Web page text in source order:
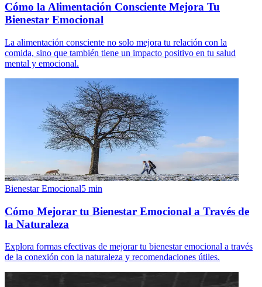
Cómo la Alimentación Consciente Mejora Tu
Bienestar Emocional
La alimentación consciente no solo mejora tu relación con la
comida, sino que también tiene un impacto positivo en tu salud
mental y emocional.
Bienestar Emocional5 min
Cómo Mejorar tu Bienestar Emocional a Través de
la Naturaleza
Explora formas efectivas de mejorar tu bienestar emocional a través
de la conexión con la naturaleza y recomendaciones útiles.